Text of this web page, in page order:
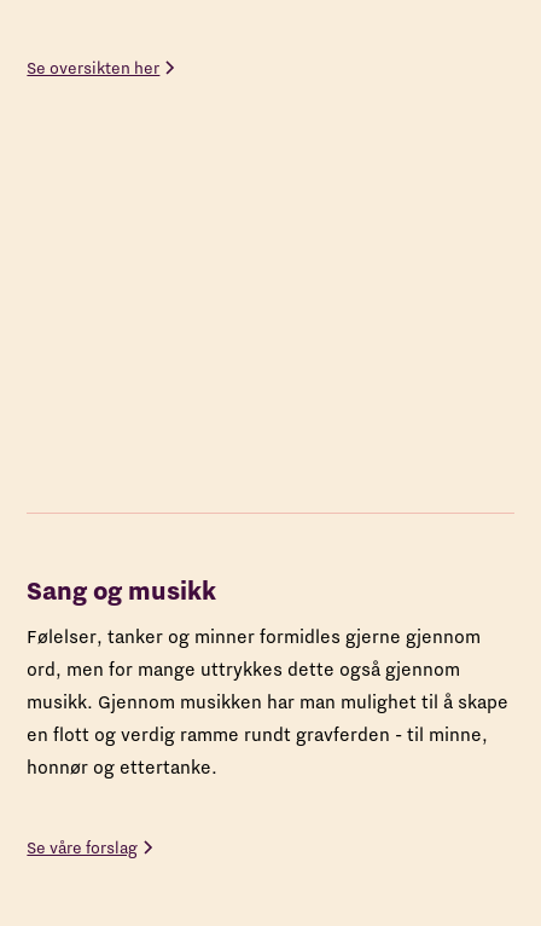
Se oversikten her
Sang og musikk
Følelser, tanker og minner formidles gjerne gjennom
ord, men for mange uttrykkes dette også gjennom
musikk. Gjennom musikken har man mulighet til å skape
en flott og verdig ramme rundt gravferden - til minne,
honnør og ettertanke.
Se våre forslag